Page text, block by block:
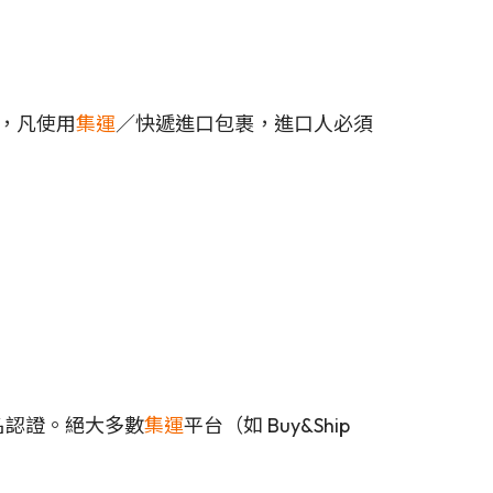
凡使用集運／快遞進口包裹，進口人必須
認證。絕大多數集運平台（如 Buy&Ship